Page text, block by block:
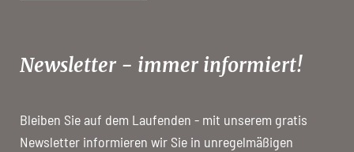
Newsletter - immer informiert!
Bleiben Sie auf dem Laufenden - mit unserem gratis
Newsletter informieren wir Sie in unregelmäßigen